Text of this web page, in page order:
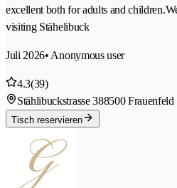
excellent both for adults and
visiting Stähelibuck
Juli 2026• Anonymous user
4.3(39)
Stählibuckstrasse 388500 Frauenfeld
Tisch reservieren